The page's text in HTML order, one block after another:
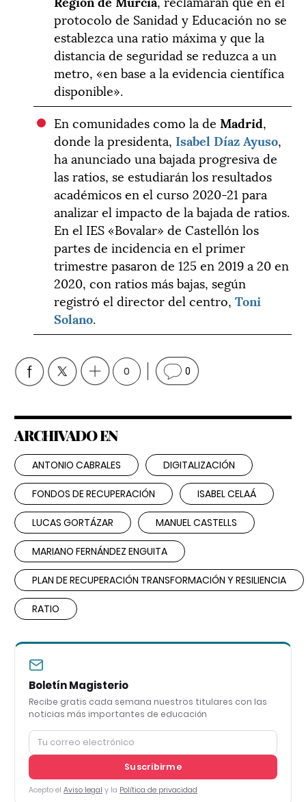
protocolo de Sanidad y Educación no se
establezca una ratio máxima y que la
distancia de seguridad se reduzca a un
metro, «en base a la evidencia científica
disponible».
En comunidades como la de Madrid,
donde la presidenta, Isabel Díaz Ayuso,
ha anunciado una bajada progresiva de
las ratios, se estudiarán los resultados
académicos en el curso 2020-21 para
analizar el impacto de la bajada de ratios.
En el IES «Bovalar» de Castellón los
partes de incidencia en el primer
trimestre pasaron de 125 en 2019 a 20 en
2020, con ratios más bajas, según
registró el director del centro,Toni
Solano.
0 0
ARCHIVADO EN
ANTONIO CABRALES DIGITALIZACIÓN
FONDOS DE RECUPERACIÓN ISABEL CELAÁ
LUCAS GORTÁZAR MANUEL CASTELLS
MARIANO FERNÁNDEZ ENGUITA
PLAN DE RECUPERACIÓN TRANSFORMACIÓN Y RESILIENCIA
RATIO
Boletín Magisterio
Recibe gratis cada semana nuestros titulares con las
noticias más importantes de educación
Suscribirme
Acepto el Aviso legal y la Política de privacidad